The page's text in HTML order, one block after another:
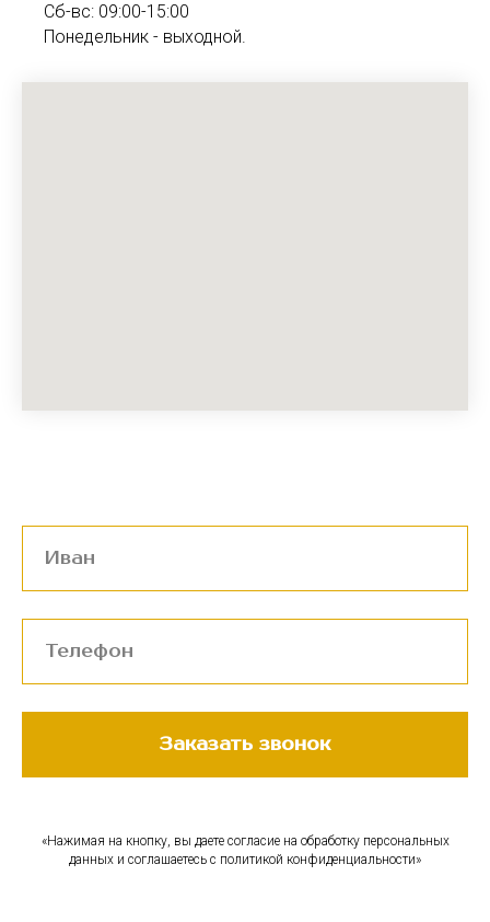
Сб-вс: 09:00-15:00
Понедельник - выходной.
Заказать звонок
«Нажимая на кнопку, вы даете согласие на обработку персональных
данных и соглашаетесь c политикой конфиденциальности»